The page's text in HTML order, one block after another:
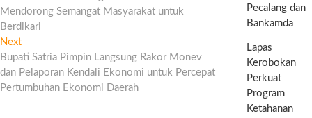
Mendorong Semangat Masyarakat untuk
Berdikari
NextNext
post:
Bupati Satria Pimpin Langsung Rakor Monev
dan Pelaporan Kendali Ekonomi untuk Percepat
Pertumbuhan Ekonomi Daerah
Pecalang dan
Bankamda
Lapas
Kerobokan
Perkuat
Program
Ketahanan